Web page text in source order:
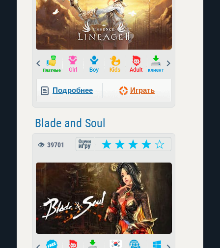
Prev
Подробнее Играть
Blade and Soul
39701
Prev